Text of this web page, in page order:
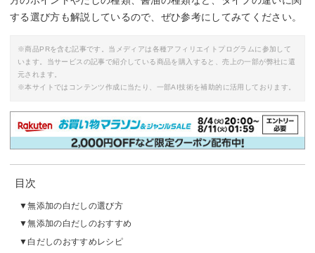
する選び方も解説しているので、ぜひ参考にしてみてください。
※商品PRを含む記事です。当メディアは各種アフィリエイトプログラムに参加して
います。当サービスの記事で紹介している商品を購入すると、売上の一部が弊社に還
元されます。
※本サイトではコンテンツ作成に当たり、一部AI技術を補助的に活用しております。
目次
無添加の白だしの選び方
無添加の白だしのおすすめ
白だしのおすすめレシピ